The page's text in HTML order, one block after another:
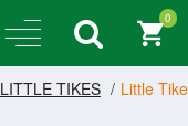
0
LITTLE TIKES Little